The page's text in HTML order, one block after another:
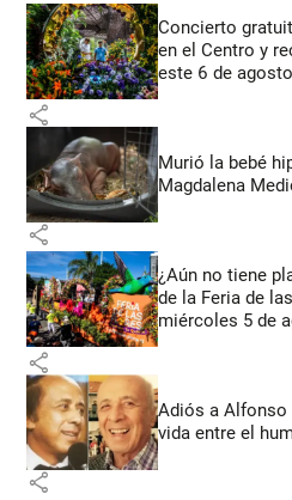
Concierto
en el Centro y
este 6 de
share
Murió la bebé
Magdalena
share
¿Aún no tiene
de la Feria de
miércoles 5 de
share
Adiós a Alfonso
vida entre el
share